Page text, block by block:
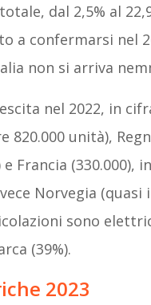
dal 2,5% al
a confermarsi nel
non si arriva
nel 2022, in
820.000 unità),
Francia (330.000), in
Norvegia (quasi
sono
(39%).
2023